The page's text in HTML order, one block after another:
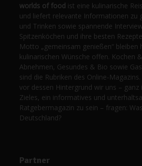
worlds of food ist eine kulinarische
und liefert relevante Informationen zu
und Trinken sowie spannende
Spitzenköchen und ihre besten
Motto „gemeinsam genießen“ bleiben
kulinarischen Wünsche offen. Kochen
Abnehmen, Gesundes & Bio sowie
sind die Rubriken des Online-
vor dessen Hintergrund wir uns – ganz
Zieles, ein informatives und
Ratgebermagazin zu sein – fragen:
Deutschland?
Partner